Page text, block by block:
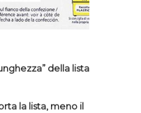
della lista
la lista, meno il